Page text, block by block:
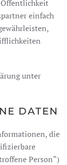
einfach
unter
DATEN
die
Person“)